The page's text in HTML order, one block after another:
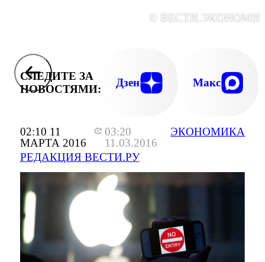
02:10 11
МАРТА 2016
03:20
11.03.2016
РЕДАКЦИЯ ВЕСТИ.РУ
ЭКОНОМИКА
©
СЛЕДИТЕ ЗА
НОВОСТЯМИ:
Дзен Макс